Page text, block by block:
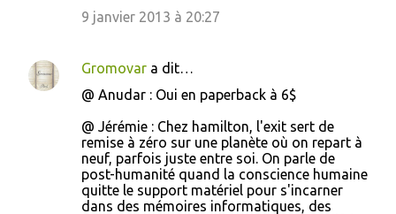
9 janvier 2013 à 20:27
Gromovar a dit…
@ Anudar : Oui en paperback à 6$
@ Jérémie : Chez hamilton, l'exit sert de
remise à zéro sur une planète où on repart à
neuf, parfois juste entre soi. On parle de
post-humanité quand la conscience humaine
quitte le support matériel pour s'incarner
dans des mémoires informatiques, des